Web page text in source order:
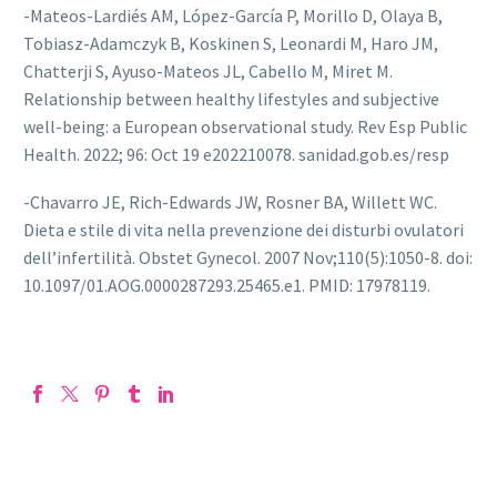
-Mateos-Lardiés AM, López-García P, Morillo D, Olaya B,
Tobiasz-Adamczyk B, Koskinen S, Leonardi M, Haro JM,
Chatterji S, Ayuso-Mateos JL, Cabello M, Miret M.
Relationship between healthy lifestyles and subjective
well-being: a European observational study. Rev Esp Public
Health. 2022; 96: Oct 19 e202210078. sanidad.gob.es/resp
-Chavarro JE, Rich-Edwards JW, Rosner BA, Willett WC.
Dieta e stile di vita nella prevenzione dei disturbi ovulatori
dell’infertilità. Obstet Gynecol. 2007 Nov;110(5):1050-8. doi:
10.1097/01.AOG.0000287293.25465.e1. PMID: 17978119.